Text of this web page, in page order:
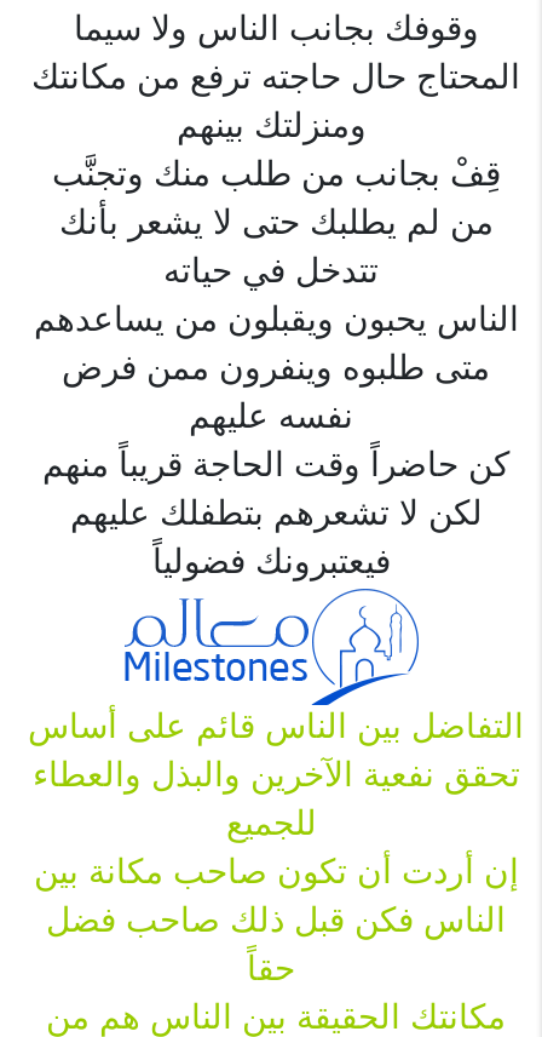
وقوفك بجانب الناس ولا سيما
المحتاج حال حاجته ترفع من مكانتك
ومنزلتك بينهم
قِفْ بجانب من طلب منك وتجنَّب
من لم يطلبك حتى لا يشعر بأنك
تتدخل في حياته
الناس يحبون ويقبلون من يساعدهم
متى طلبوه وينفرون ممن فرض
نفسه عليهم
كن حاضراً وقت الحاجة قريباً منهم
لكن لا تشعرهم بتطفلك عليهم
فيعتبرونك فضولياً
التفاضل بين الناس قائم على أساس
تحقق نفعية الآخرين والبذل والعطاء
للجميع
إن أردت أن تكون صاحب مكانة بين
الناس فكن قبل ذلك صاحب فضل
حقاً
مكانتك الحقيقة بين الناس هم من